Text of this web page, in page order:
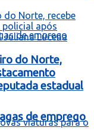
de emprego
do Norte,
estadual